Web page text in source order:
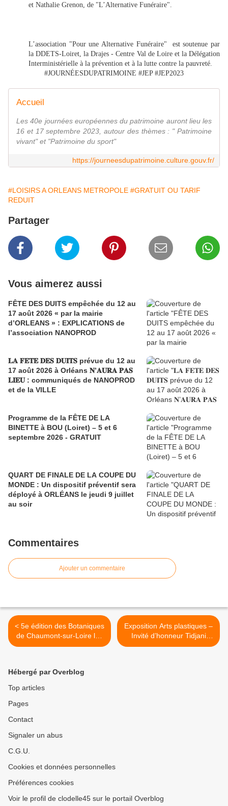
et Nathalie Grenon, de "L’Alternative Funéraire".
L’association "Pour une Alternative Funéraire" est soutenue par
la DDETS-Loiret, la Drajes - Centre Val de Loire et la Délégation
Interministérielle à la prévention et à la lutte contre la pauvreté.
#JOURNÉESDUPATRIMOINE #JEP #JEP2023
Accueil
Les 40e journées européennes du patrimoine auront lieu les
16 et 17 septembre 2023, autour des thèmes : " Patrimoine
vivant" et "Patrimoine du sport"
https://journeesdupatrimoine.culture.gouv.fr/
#LOISIRS A ORLEANS METROPOLE #GRATUIT OU TARIF
REDUIT
Partager
Vous aimerez aussi
FÊTE DES DUITS empêchée du 12 au
17 août 2026 « par la mairie
d’ORLEANS » : EXPLICATIONS de
l’association NANOPROD
𝐋𝐀 𝐅𝐄𝐓𝐄 𝐃𝐄𝐒 𝐃𝐔𝐈𝐓𝐒 prévue du 12 au
17 août 2026 à Orléans 𝐍’𝐀𝐔𝐑𝐀 𝐏𝐀𝐒
𝐋𝐈𝐄𝐔 : communiqués de NANOPROD
et de la VILLE
Programme de la FÊTE DE LA
BINETTE à BOU (Loiret) – 5 et 6
septembre 2026 - GRATUIT
QUART DE FINALE DE LA COUPE DU
MONDE : Un dispositif préventif sera
déployé à ORLÉANS le jeudi 9 juillet
au soir
Commentaires
Ajouter un commentaire
< 5e édition des Botaniques
de Chaumont-sur-Loire les
16 et 17 septembre 2023
Exposition Arts plastiques –
Invité d’honneur Tidjani
BENLARBI St Hilaire St
Hébergé par Overblog
Top articles
Pages
Contact
Signaler un abus
C.G.U.
Cookies et données personnelles
Préférences cookies
Voir le profil de clodelle45 sur le portail Overblog